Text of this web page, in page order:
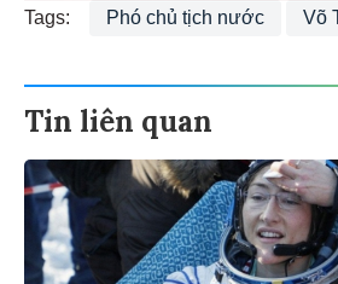
Tags: Phó chủ tịch nước Võ
Tin liên quan